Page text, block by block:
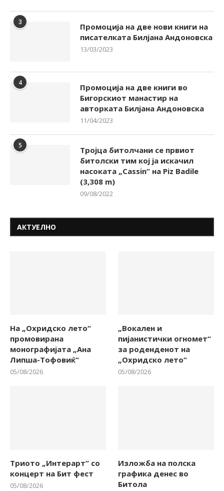
3
Промоција на две нови книги на
писателката Билјана Андоновска
13/03/2023
4
Промоција на две книги во
Бигорскиот манастир на
авторката Билјана Андоновска
11/04/2023
5
Тројца битолчани се првиот
битолски тим кој ја искачил
насоката „Cassin“ на Piz Badile
(3,308 m)
09/08/2022
АКТУЕЛНО
На „Охридско лето“
промовирана
монографијата „Ана
Липша-Тофовиќ“
05/08/2026
„Вокален и
пијанистички огномет“
за роденденот на
„Охридско лето“
05/08/2026
Триото „Интерарт“ со
концерт на Бит фест
05/08/2026
Изложба на полска
графика денес во
Битола